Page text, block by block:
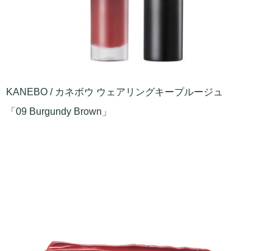
KANEBO / カネボウ ウェアリングキープルージュ
「09 Burgundy Brown」